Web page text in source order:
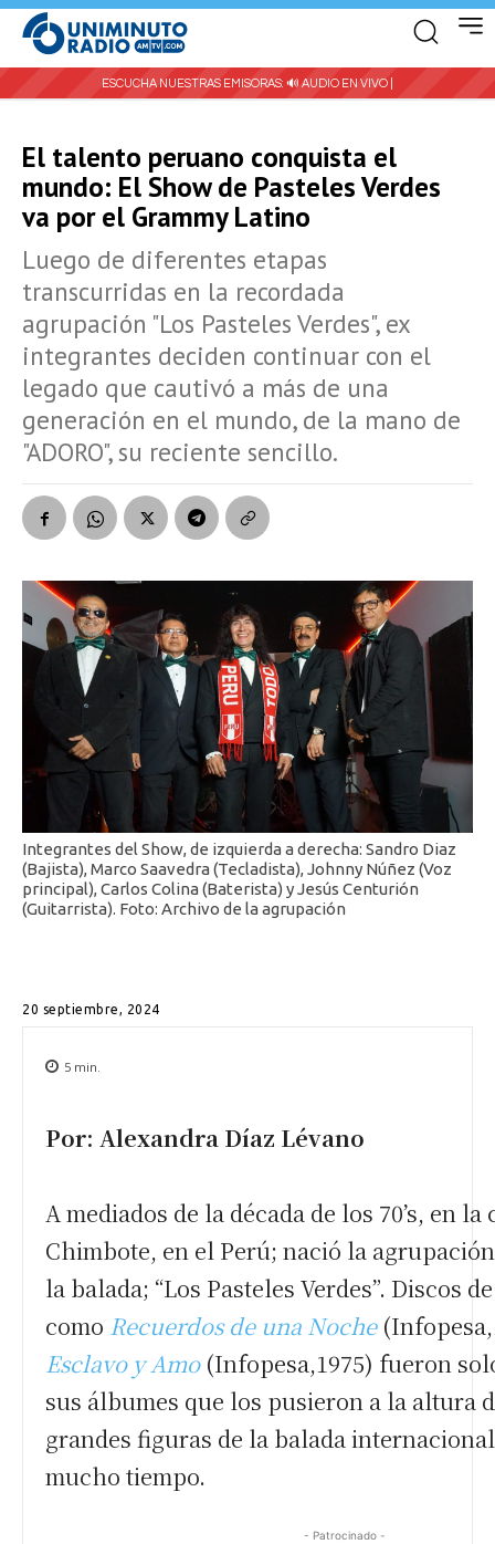
ESCUCHA NUESTRAS EMISORAS: 🔊 AUDIO EN VIVO |
El talento peruano conquista el
mundo: El Show de Pasteles Verdes
va por el Grammy Latino
Luego de diferentes etapas
transcurridas en la recordada
agrupación "Los Pasteles Verdes", ex
integrantes deciden continuar con el
legado que cautivó a más de una
generación en el mundo, de la mano de
"ADORO", su reciente sencillo.
Integrantes del Show, de izquierda a derecha: Sandro Diaz
(Bajista), Marco Saavedra (Tecladista), Johnny Núñez (Voz
principal), Carlos Colina (Baterista) y Jesús Centurión
(Guitarrista). Foto: Archivo de la agrupación
20 septiembre, 2024
5 min.
Por: Alexandra Díaz Lévano
A mediados de la década de los 70’s, en la
Chimbote, en el Perú; nació la
la balada; “Los Pasteles Verdes”. Discos
como Recuerdos de una Noche
Esclavo y Amo (Infopesa,1975) fueron
sus álbumes que los pusieron a la altura
grandes figuras de la balada
mucho tiempo.
- Patrocinado -